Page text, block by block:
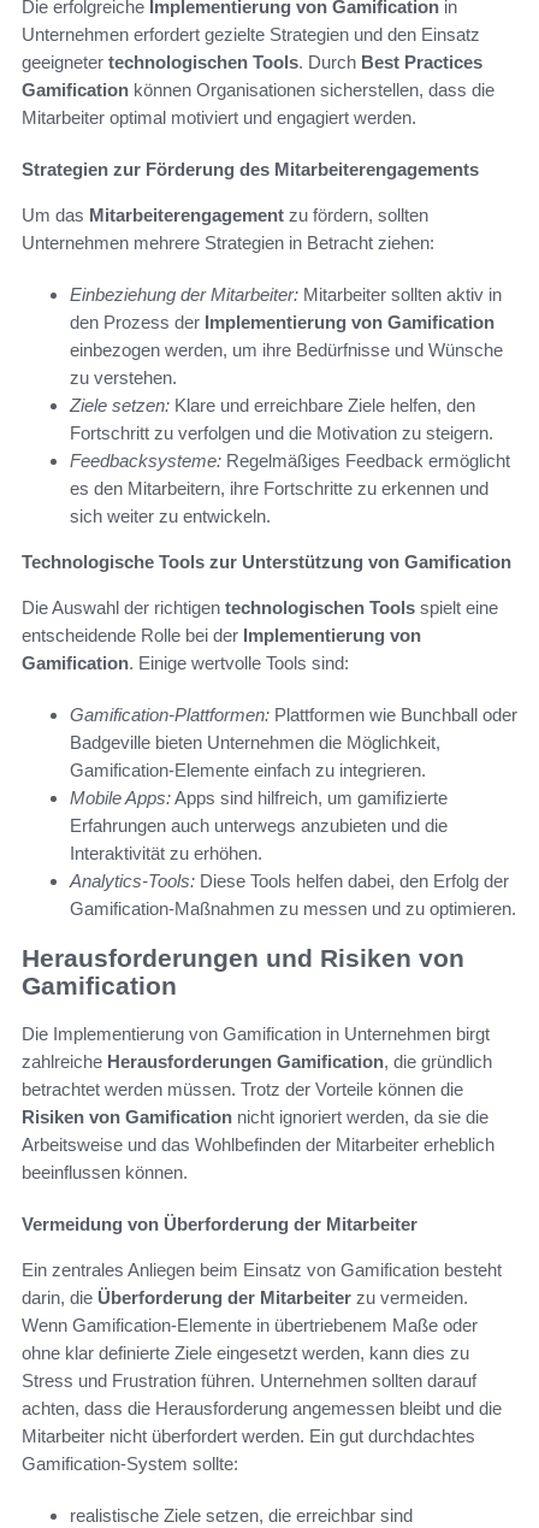
Die erfolgreiche Implementierung von Gamification in
Unternehmen erfordert gezielte Strategien und den Einsatz
geeigneter technologischen Tools. Durch Best Practices
Gamification können Organisationen sicherstellen, dass die
Mitarbeiter optimal motiviert und engagiert werden.
Strategien zur Förderung des Mitarbeiterengagements
Um das Mitarbeiterengagement zu fördern, sollten
Unternehmen mehrere Strategien in Betracht ziehen:
Einbeziehung der Mitarbeiter: Mitarbeiter sollten aktiv in
den Prozess der Implementierung von Gamification
einbezogen werden, um ihre Bedürfnisse und Wünsche
zu verstehen.
Ziele setzen: Klare und erreichbare Ziele helfen, den
Fortschritt zu verfolgen und die Motivation zu steigern.
Feedbacksysteme: Regelmäßiges Feedback ermöglicht
es den Mitarbeitern, ihre Fortschritte zu erkennen und
sich weiter zu entwickeln.
Technologische Tools zur Unterstützung von Gamification
Die Auswahl der richtigen technologischen Tools spielt eine
entscheidende Rolle bei der Implementierung von
Gamification. Einige wertvolle Tools sind:
Gamification-Plattformen: Plattformen wie Bunchball oder
Badgeville bieten Unternehmen die Möglichkeit,
Gamification-Elemente einfach zu integrieren.
Mobile Apps:Apps sind hilfreich, um gamifizierte
Erfahrungen auch unterwegs anzubieten und die
Interaktivität zu erhöhen.
Analytics-Tools: Diese Tools helfen dabei, den Erfolg der
Gamification-Maßnahmen zu messen und zu optimieren.
Herausforderungen und Risiken von
Gamification
Die Implementierung von Gamification in Unternehmen birgt
zahlreiche Herausforderungen Gamification, die gründlich
betrachtet werden müssen. Trotz der Vorteile können die
Risiken von Gamification nicht ignoriert werden, da sie die
Arbeitsweise und das Wohlbefinden der Mitarbeiter erheblich
beeinflussen können.
Vermeidung von Überforderung der Mitarbeiter
Ein zentrales Anliegen beim Einsatz von Gamification besteht
darin, die Überforderung der Mitarbeiter zu vermeiden.
Wenn Gamification-Elemente in übertriebenem Maße oder
ohne klar definierte Ziele eingesetzt werden, kann dies zu
Stress und Frustration führen. Unternehmen sollten darauf
achten, dass die Herausforderung angemessen bleibt und die
Mitarbeiter nicht überfordert werden. Ein gut durchdachtes
Gamification-System sollte:
realistische Ziele setzen, die erreichbar sind